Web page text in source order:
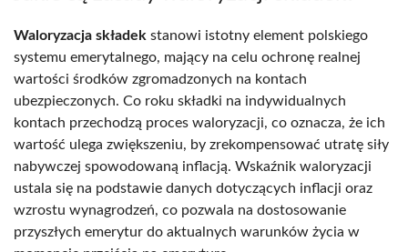
Waloryzacja składek stanowi istotny element polskiego
systemu emerytalnego, mający na celu ochronę realnej
wartości środków zgromadzonych na kontach
ubezpieczonych. Co roku składki na indywidualnych
kontach przechodzą proces waloryzacji, co oznacza, że ich
wartość ulega zwiększeniu, by zrekompensować utratę siły
nabywczej spowodowaną inflacją. Wskaźnik waloryzacji
ustala się na podstawie danych dotyczących inflacji oraz
wzrostu wynagrodzeń, co pozwala na dostosowanie
przyszłych emerytur do aktualnych warunków życia w